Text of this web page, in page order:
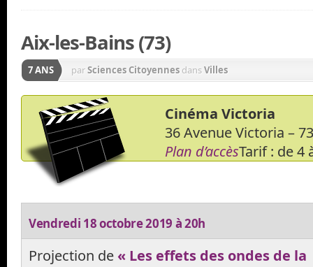
Aix-les-Bains (73)
7 ANS parSciences Citoyennes dansVilles
Cinéma Victoria
36 Avenue Victoria –
Plan d’accèsTarif : de 4
Vendredi 18 octobre 2019 à 20h
Projection de « Les effets des ondes de la